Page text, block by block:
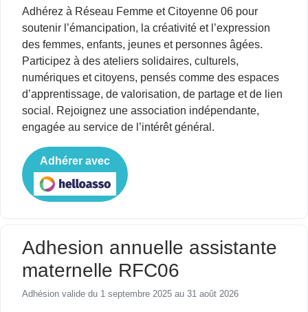
Adhérez à Réseau Femme et Citoyenne 06 pour
soutenir l’émancipation, la créativité et l’expression
des femmes, enfants, jeunes et personnes âgées.
Participez à des ateliers solidaires, culturels,
numériques et citoyens, pensés comme des espaces
d’apprentissage, de valorisation, de partage et de lien
social. Rejoignez une association indépendante,
engagée au service de l’intérêt général.
Adhérer avec
Adhesion annuelle assistante
maternelle RFC06
Adhésion valide du 1 septembre 2025 au 31 août 2026